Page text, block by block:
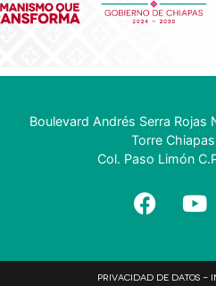
Boulevard Andrés Serra Rojas
Torre
Col. Paso Limón
Privacidad de Datos -